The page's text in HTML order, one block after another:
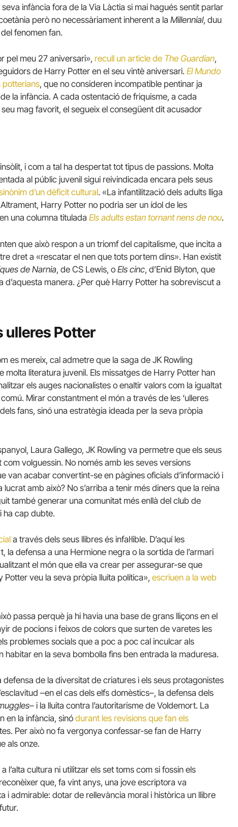
infància fora de la Via Làctia si mai hagués sentit parlar
però no necessàriament inherent a la Millennial, duu
fenomen fan.
pel meu 27 aniversari», recull un article de The Guardian,
de Harry Potter en el seu vintè aniversari. El Mundo
potterians, que no consideren incompatible pentinar ja
la infància. A cada ostentació de friquisme, a cada
mag favorit, el segueix el consegüent dit acusador
i com a tal ha despertat tot tipus de passions. Molta
al públic juvenil sigui reivindicada encara pels seus
d’un dèficit cultural. «La infantilització dels adults lliga
Harry Potter no podria ser un ídol de les
una columna titulada Els adults estan tornant nens de nou.
que això respon a un triomf del capitalisme, que incita a
dret a «rescatar el nen que tots portem dins». Han existit
de Narnia, de CS Lewis, o Els cinc, d’Enid Blyton, que
manera. ¿Per què Harry Potter ha sobreviscut a
ulleres Potter
es mereix, cal admetre que la saga de JK Rowling
molta literatura juvenil. Els missatges de Harry Potter han
els auges nacionalistes o enaltir valors com la igualtat
Mirar constantment el món a través de les ‘ulleres
fans, sinó una estratègia ideada per la seva pròpia
Laura Gallego, JK Rowling va permetre que els seus
volguessin. No només amb les seves versions
van acabar convertint-se en pàgines oficials d’informació i
amb això? No s’arriba a tenir més diners que la reina
també generar una comunitat més enllà del club de
ha cap dubte.
a través dels seus llibres és infal·lible. D’aquí les
defensa a una Hermione negra o la sortida de l’armari
el món que ella va crear per assegurar-se que
veu la seva pròpia lluita política», escriuen a la web
passa perquè ja hi havia una base de grans lliçons en el
de pocions i feixos de colors que surten de varetes les
problemes socials que a poc a poc cal inculcar als
en la seva bombolla fins ben entrada la maduresa.
defensa de la diversitat de criatures i els seus protagonistes
–en el cas dels elfs domèstics–, la defensa dels
i la lluita contra l’autoritarisme de Voldemort. La
en la infància, sinó durant les revisions que fan els
Per això no fa vergonya confessar-se fan de Harry
als onze.
l’alta cultura ni utilitzar els set toms com si fossin els
que, fa vint anys, una jove escriptora va
i admirable: dotar de rellevància moral i històrica un llibre